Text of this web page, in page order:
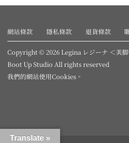
網站條款 隱私條款 退貨條款
Copyright © 2026 Legina レジーナ ＜美
Boot Up Studio All rights reserved
我們的網站使用Cookies 。
Translate »